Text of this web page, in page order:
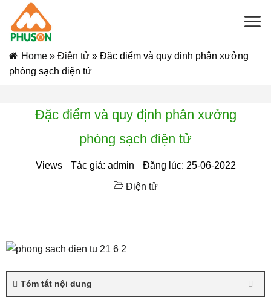
content
Home » Điện tử » Đặc điểm và quy định phân xưởng
phòng sạch điện tử
Đặc điểm và quy định phân xưởng
phòng sạch điện tử
Views Tác giả: admin Đăng lúc: 25-06-2022
Điện tử
Tóm tắt nội dung